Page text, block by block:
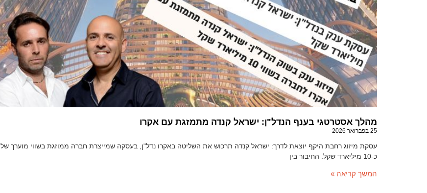
מהלך אסטרטגי בענף הנדל"ן: ישראל קנדה מתמזגת עם אקרו
25 בפברואר 2026
עסקת מיזוג רחבת היקף יוצאת לדרך: ישראל קנדה תרכוש את השליטה באקרו נדל"ן, בעסקה שמייצרת חברה ממוזגת בשווי מוערך של
כ-10 מיליארד שקל. החיבור בין
המשך קריאה »